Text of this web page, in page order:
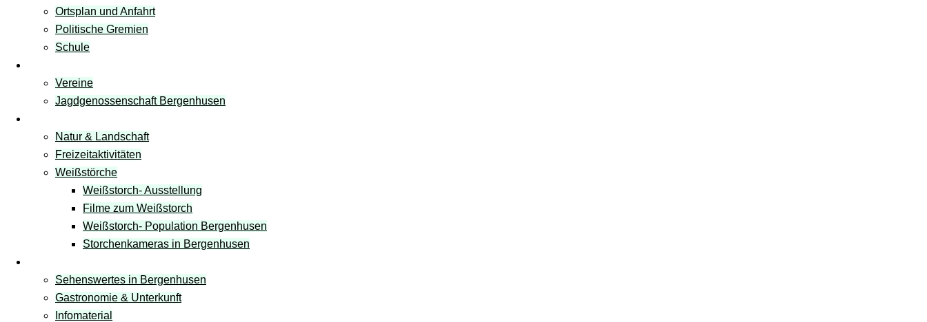
Ortsplan und Anfahrt
Politische Gremien
Schule
Vereine
Jagdgenossenschaft Bergenhusen
Natur & Landschaft
Freizeitaktivitäten
Weißstörche
Weißstorch- Ausstellung
Filme zum Weißstorch
Weißstorch- Population Bergenhusen
Storchenkameras in Bergenhusen
Sehenswertes in Bergenhusen
Gastronomie & Unterkunft
Infomaterial